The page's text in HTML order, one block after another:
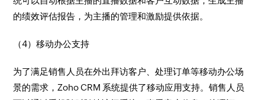
的绩效评估报告，为主播的管理和激励提供依据。​
（4）移动办公支持​
为了满足销售人员在外出拜访客户、处理订单等移动办公场
景的需求，Zoho CRM 系统提供了移动应用支持。销售人员